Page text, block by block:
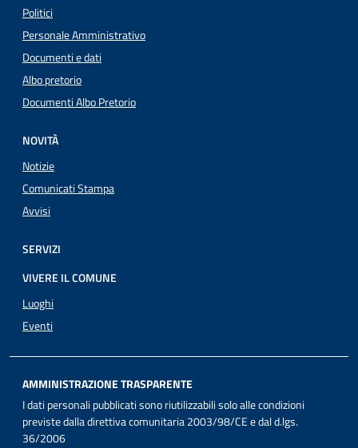
Politici
Personale Amministrativo
Documenti e dati
Albo pretorio
Documenti Albo Pretorio
NOVITÀ
Notizie
Comunicati Stampa
Avvisi
SERVIZI
VIVERE IL COMUNE
Luoghi
Eventi
AMMINISTRAZIONE TRASPARENTE
I dati personali pubblicati sono riutilizzabili solo alle condizioni
previste dalla direttiva comunitaria 2003/98/CE e dal d.lgs.
36/2006